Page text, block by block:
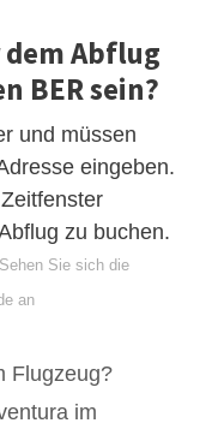
Abflug
BER sein?
und müssen
eingeben.
zu buchen.
Sehen Sie sich die
an
Flugzeug?
im